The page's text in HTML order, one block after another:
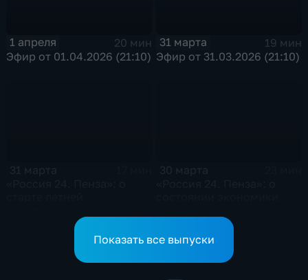
1 апреля
20 мин
Эфир от 01.04.2026 (21:10)
31 марта
19 мин
Эфир от 31.03.2026 (21:10)
Показать все выпуски